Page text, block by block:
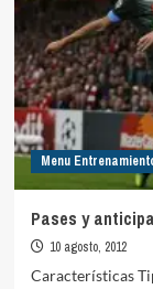
Menu
Pases y
10 agosto, 2012
Características